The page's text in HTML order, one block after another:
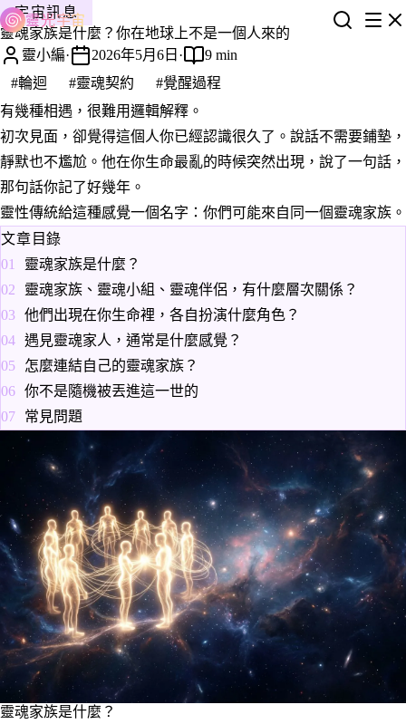
靈光宇宙
宇宙訊息
靈魂家族是什麼？你在地球上不是一個人來的
靈小編· 2026年5月6日 ·
9 min
#輪迴
#靈魂契約
#覺醒過程
有幾種相遇，很難用邏輯解釋。
初次見面，卻覺得這個人你已經認識很久了。說話不需要鋪墊，
靜默也不尷尬。他在你生命最亂的時候突然出現，說了一句話，
那句話你記了好幾年。
靈性傳統給這種感覺一個名字：你們可能來自同一個靈魂家族。
文章目錄
靈魂家族是什麼？
靈魂家族、靈魂小組、靈魂伴侶，有什麼層次關係？
他們出現在你生命裡，各自扮演什麼角色？
遇見靈魂家人，通常是什麼感覺？
怎麼連結自己的靈魂家族？
你不是隨機被丟進這一世的
常見問題
靈魂家族是什麼？